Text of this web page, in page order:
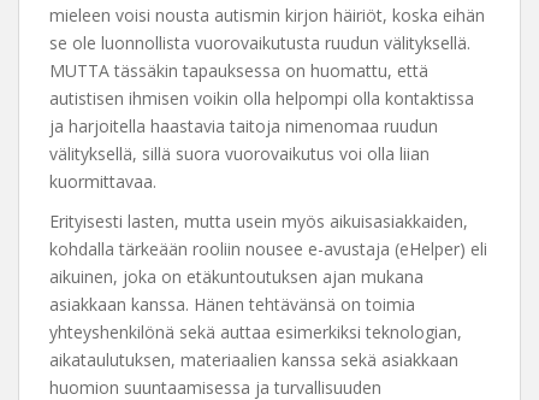
mieleen voisi nousta autismin kirjon häiriöt, koska eihän
se ole luonnollista vuorovaikutusta ruudun välityksellä.
MUTTA tässäkin tapauksessa on huomattu, että
autistisen ihmisen voikin olla helpompi olla kontaktissa
ja harjoitella haastavia taitoja nimenomaa ruudun
välityksellä, sillä suora vuorovaikutus voi olla liian
kuormittavaa.
Erityisesti lasten, mutta usein myös aikuisasiakkaiden,
kohdalla tärkeään rooliin nousee e-avustaja (eHelper) eli
aikuinen, joka on etäkuntoutuksen ajan mukana
asiakkaan kanssa. Hänen tehtävänsä on toimia
yhteyshenkilönä sekä auttaa esimerkiksi teknologian,
aikataulutuksen, materiaalien kanssa sekä asiakkaan
huomion suuntaamisessa ja turvallisuuden